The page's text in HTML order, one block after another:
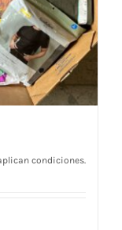
condiciones.